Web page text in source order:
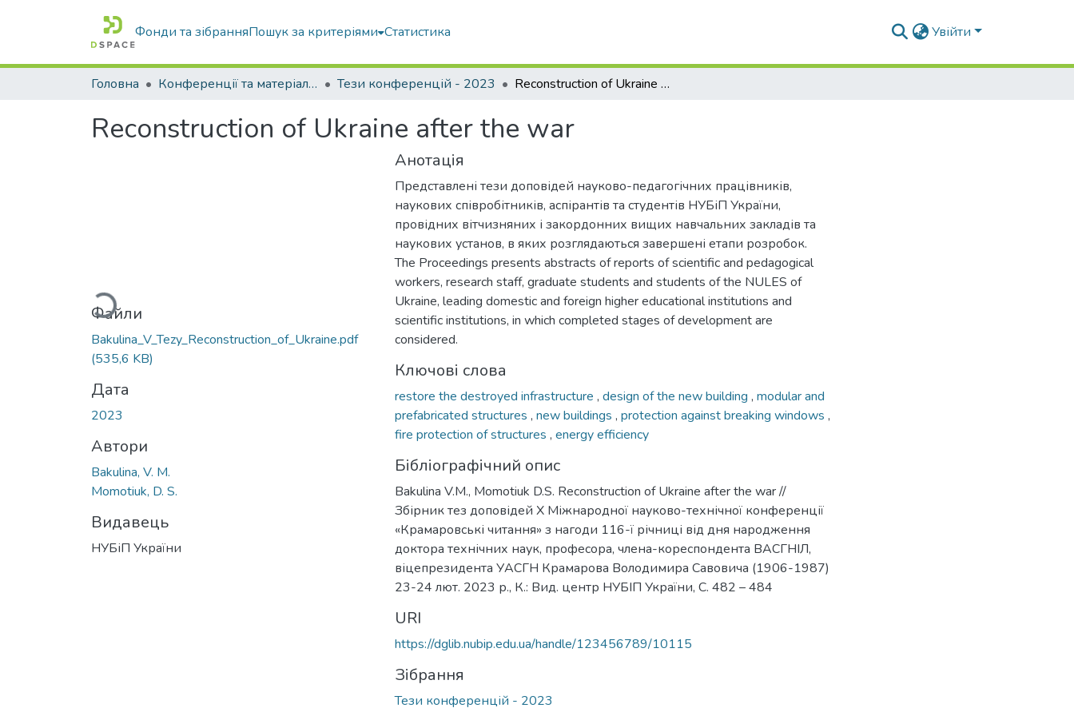
Фонди та зібранняПошук за критеріями Статистика Увійти
Головна Конференції та матеріали конференцій Тези конференцій - 2023 Reconstruction of Ukraine after the war
Reconstruction of Ukraine after the war
Вантажиться...
Файли
Bakulina_V_Tezy_Reconstruction_of_Ukraine.pdf
(535,6 KB)
Дата
2023
Автори
Bakulina, V. M.
Momotiuk, D. S.
Видавець
НУБіП України
Анотація
Представлені тези доповідей науково-педагогічних працівників,
наукових співробітників, аспірантів та студентів НУБіП України,
провідних вітчизняних і закордонних вищих навчальних закладів та
наукових установ, в яких розглядаються завершені етапи розробок.
The Proceedings presents abstracts of reports of scientific and pedagogical
workers, research staff, graduate students and students of the NULES of
Ukraine, leading domestic and foreign higher educational institutions and
scientific institutions, in which completed stages of development are
considered.
Ключові слова
restore the destroyed infrastructure , design of the new building , modular and
prefabricated structures , new buildings , protection against breaking windows ,
fire protection of structures , energy efficiency
Бібліографічний опис
Bakulina V.M., Momotiuk D.S. Reconstruction of Ukraine after the war //
Збірник тез доповідей Х Міжнародної науково-технічної конференції
«Крамаровські читання» з нагоди 116-ї річниці від дня народження
доктора технічних наук, професора, члена-кореспондента ВАСГНІЛ,
віцепрезидента УАСГН Крамарова Володимира Савовича (1906-1987)
23-24 лют. 2023 р., К.: Вид. центр НУБІП України, С. 482 – 484
URI
https://dglib.nubip.edu.ua/handle/123456789/10115
Зібрання
Тези конференцій - 2023